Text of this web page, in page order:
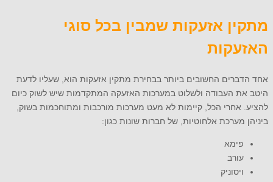
מתקין אזעקות שמבין בכל סוגי
האזעקות
אחד הדברים החשובים ביותר בבחירת מתקין אזעקות הוא, שעליו לדעת
היטב את העבודה ולשלוט במערכות האזעקה המתקדמות שיש לשוק כיום
להציע. אחרי הכל, קיימות לא מעט מערכות מורכבות ומתוחכמות בשוק,
ביניהן מערכת אלחוטיות, של חברות שונות כגון:
פימא
עורב
ויסוניק